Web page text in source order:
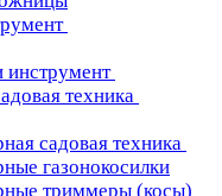
инструмент
техника
садовая техника
газонокосилки
триммеры (косы)